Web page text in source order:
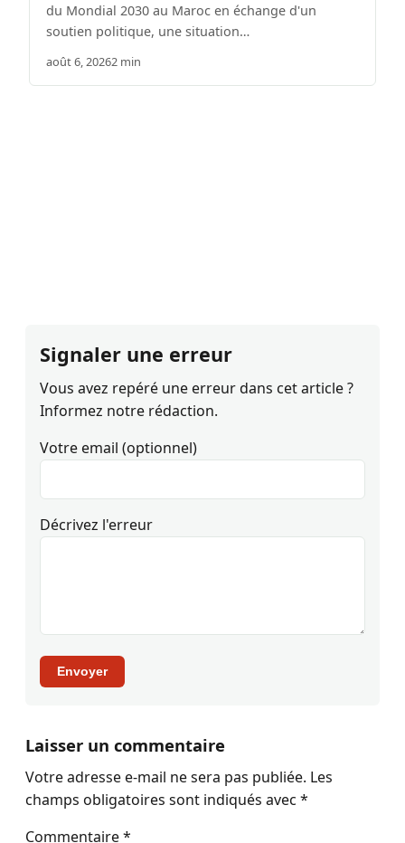
du Mondial 2030 au Maroc en échange d'un
soutien politique, une situation…
août 6, 20262 min
Signaler une erreur
Vous avez repéré une erreur dans cet article ?
Informez notre rédaction.
Votre email (optionnel)
Décrivez l'erreur
Envoyer
Laisser un commentaire
Votre adresse e-mail ne sera pas publiée. Les
champs obligatoires sont indiqués avec *
Commentaire*